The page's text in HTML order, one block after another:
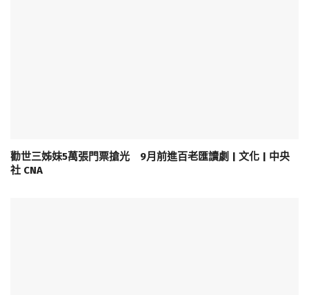
勸世三姊妹5萬張門票搶光 9月前進百老匯讀劇 | 文化 | 中央
社 CNA